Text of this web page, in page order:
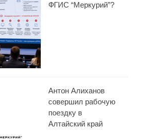
ФГИС “Меркурий”?
Антон Алиханов
совершил рабочую
поездку в
Алтайский край